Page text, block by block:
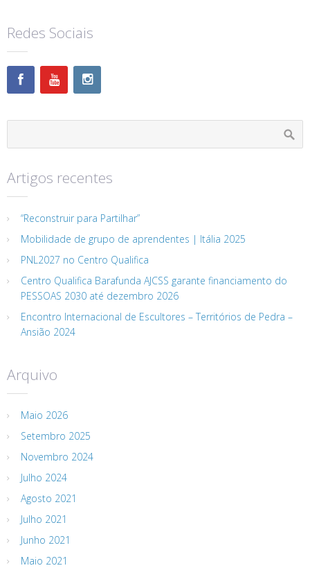
Redes Sociais
Artigos recentes
“Reconstruir para Partilhar”
Mobilidade de grupo de aprendentes | Itália 2025
PNL2027 no Centro Qualifica
Centro Qualifica Barafunda AJCSS garante financiamento do
PESSOAS 2030 até dezembro 2026
Encontro Internacional de Escultores – Territórios de Pedra –
Ansião 2024
Arquivo
Maio 2026
Setembro 2025
Novembro 2024
Julho 2024
Agosto 2021
Julho 2021
Junho 2021
Maio 2021